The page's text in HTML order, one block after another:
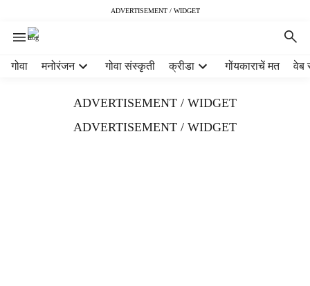
ADVERTISEMENT / WIDGET
गोवा मनोरंजन गोवा संस्कृती क्रीडा गोंयकाराचें मत वेब
ADVERTISEMENT / WIDGET
ADVERTISEMENT / WIDGET